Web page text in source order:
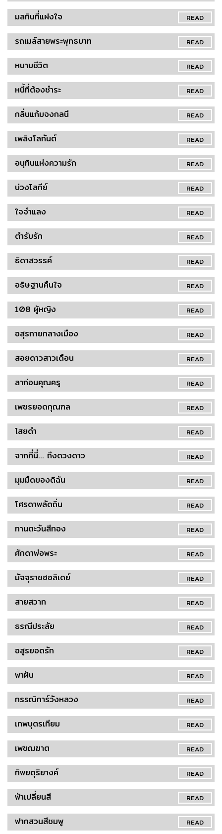
READ
มลทินที่แฝงใจ
READ
รถเมล์สายพระพุทธบาท
READ
หนามชีวิต
READ
หนี้ที่ต้องชำระ
READ
กลิ่นแก้มจงกลนี
READ
เพลิงโลกันต์
READ
อนุทินแห่งความรัก
READ
บ่วงโลกีย์
READ
ใจจำแลง
READ
ตำรับรัก
READ
ธิดาสวรรค์
READ
อธิษฐานคืนใจ
READ
108 ผู้หญิง
READ
อสุรกายกลางเมือง
READ
สอยดาวสาวเดือน
READ
ลาก่อนคุณครู
READ
เพชรยอดกุณฑล
READ
ไสยดำ
READ
จากที่นี่... ถึงดวงดาว
READ
มุมมืดของดิฉัน
READ
โศรดาพลัดถิ่น
READ
ทานตะวันสีทอง
READ
ศักดาพ่อพระ
READ
มัจจุราชฮอลิเดย์
READ
สายสวาท
READ
ธรณีประลัย
READ
อสูรยอดรัก
READ
พาฝัน
READ
กรรณิการ์วังหลวง
READ
เทพบุตรเทียม
READ
เพชฌฆาต
READ
ทิพยดุริยางค์
READ
ฟ้าเปลี่ยนสี
READ
ฟากสวนสีชมพู